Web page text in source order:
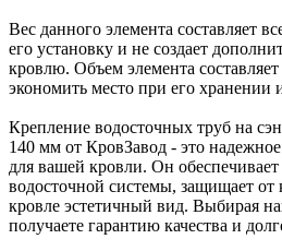
Вес данного элемента составляет
его установку и не создает
кровлю. Объем элемента
экономить место при его хранении
Крепление водосточных труб на
140 мм от КровЗавод - это
для вашей кровли. Он
водосточной системы, защищает от
кровле эстетичный вид. Выбирая
получаете гарантию качества и